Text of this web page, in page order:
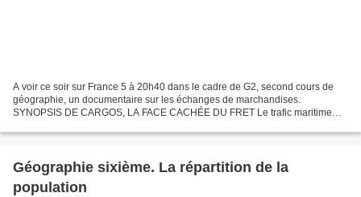
A voir ce soir sur France 5 à 20h40 dans le cadre de G2, second cours de
géographie, un documentaire sur les échanges de marchandises.
SYNOPSIS DE CARGOS, LA FACE CACHÉE DU FRET Le trafic maritime
Géographie sixième. La répartition de la
population